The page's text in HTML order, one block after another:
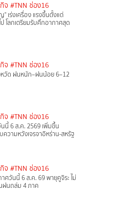
จ #TNN ช่อง16
" เร่งเครื่อง แรงขึ้นตั้งแต่
โลกเตรียมรับศึกอากาศสุด
จ #TNN ช่อง16
หวัด ฝนหนัก–ฝนน้อย 6–12
จ #TNN ช่อง16
นี้ 6 ส.ค. 2569 เพิ่มขึ้น
ความหวังเจรจาอิหร่าน-สหรัฐ
จ #TNN ช่อง16
วันนี้ 6 ส.ค. 69 พายุคูจิระ ไม่
นฝนถล่ม 4 ภาค